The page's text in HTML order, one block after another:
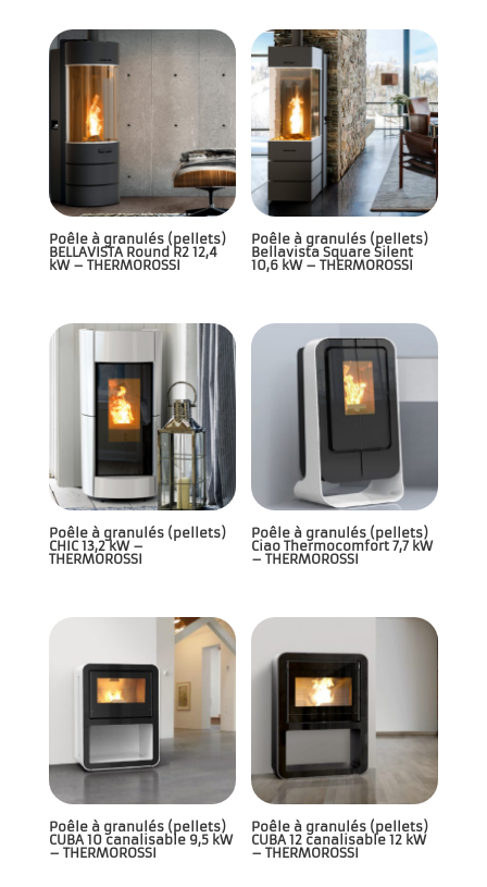
Poêle à granulés (pellets)
BELLAVISTA Round R2 12,4
kW – THERMOROSSI
Poêle à granulés (pellets)
Bellavista Square Silent
10,6 kW – THERMOROSSI
Poêle à granulés (pellets)
CHIC 13,2 kW –
THERMOROSSI
Poêle à granulés (pellets)
Ciao Thermocomfort 7,7 kW
– THERMOROSSI
Poêle à granulés (pellets)
CUBA 10 canalisable 9,5 kW
– THERMOROSSI
Poêle à granulés (pellets)
CUBA 12 canalisable 12 kW
– THERMOROSSI